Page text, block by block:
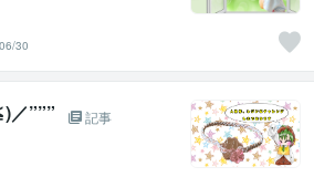
30
／”””
記事